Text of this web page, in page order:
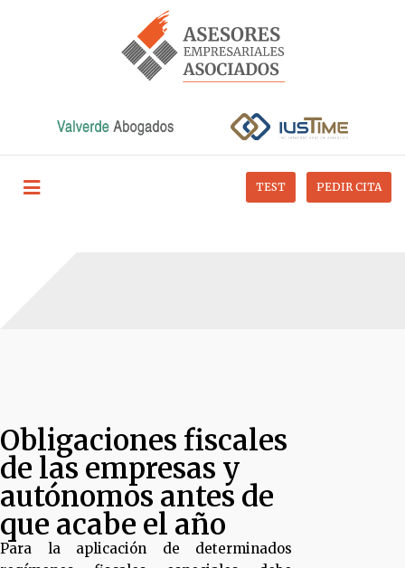
TEST PEDIR CITA
Obligaciones fiscales
de las empresas y
autónomos antes de
que acabe el año
Para la aplicación de determinados